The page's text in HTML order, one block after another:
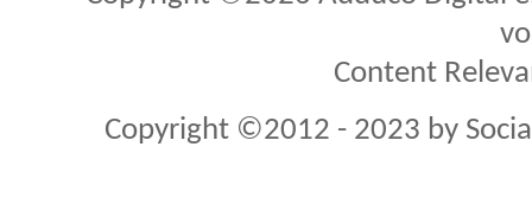
Content
Copyright ©2012 - 2023 by